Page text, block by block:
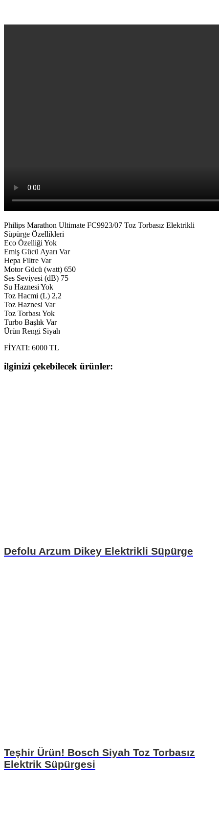
Philips Marathon Ultimate FC9923/07 Toz Torbasız Elektrikli
Süpürge Özellikleri
Eco Özelliği Yok
Emiş Gücü Ayarı Var
Hepa Filtre Var
Motor Gücü (watt) 650
Ses Seviyesi (dB) 75
Su Haznesi Yok
Toz Hacmi (L) 2,2
Toz Haznesi Var
Toz Torbası Yok
Turbo Başlık Var
Ürün Rengi Siyah
FİYATI: 6000 TL
ilginizi çekebilecek ürünler:
Defolu Arzum Dikey Elektrikli Süpürge
Teşhir Ürün! Bosch Siyah Toz Torbasız
Elektrik Süpürgesi